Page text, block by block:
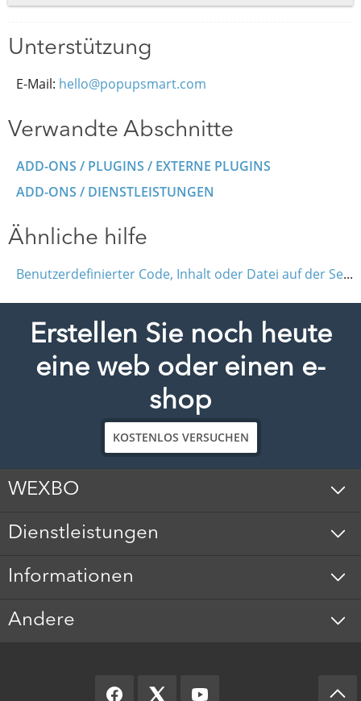
Unterstützung
E-Mail: hello@popupsmart.com
Verwandte Abschnitte
ADD-ONS / PLUGINS / EXTERNE PLUGINS
ADD-ONS / DIENSTLEISTUNGEN
Ähnliche hilfe
Benutzerdefinierter Code, Inhalt oder Datei auf der Seite (Iframe, HTML, JavaScript)
Erstellen Sie noch heute
eine web oder einen e-
shop
KOSTENLOS VERSUCHEN
WEXBO
Dienstleistungen
Informationen
Andere